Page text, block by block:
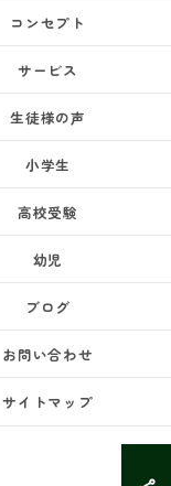
コンセプト
サービス
生徒様の声
小学生
高校受験
幼児
ブログ
お問い合わせ
サイトマップ